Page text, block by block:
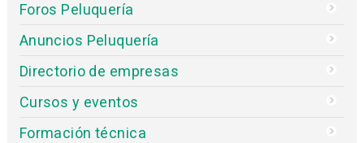
Foros Peluquería
Anuncios Peluquería
Directorio de empresas
Cursos y eventos
Formación técnica